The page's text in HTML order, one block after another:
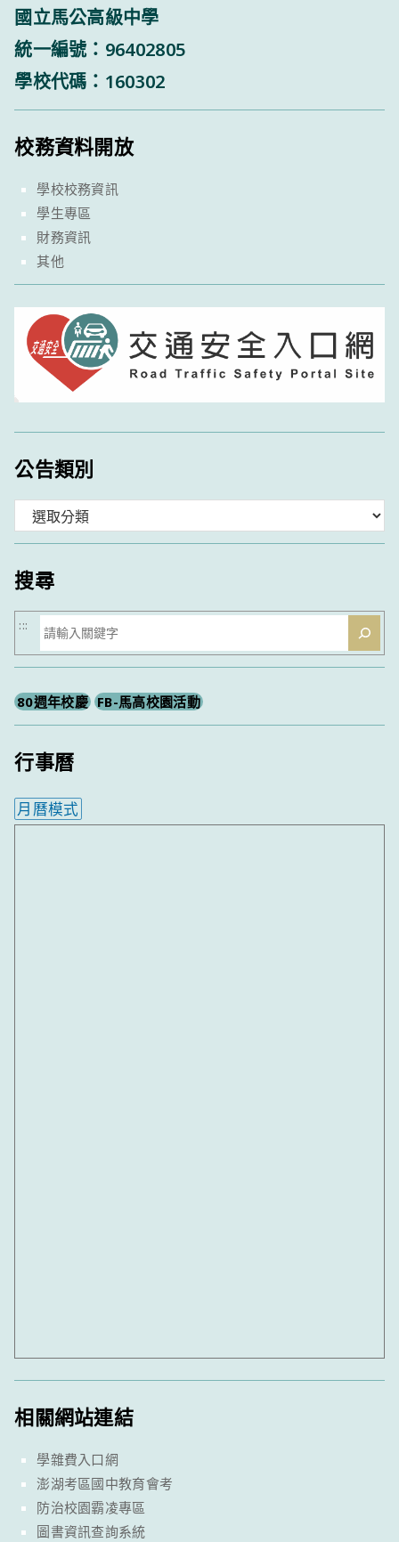
國立馬公高級中學
統一編號：96402805
學校代碼：160302
校務資料開放
學校校務資訊
學生專區
財務資訊
其他
公告類別
類
搜尋
搜
尋
:::
80週年校慶 FB-馬高校園活動
行事曆
月曆模式
相關網站連結
學雜費入口網
澎湖考區國中教育會考
防治校園霸凌專區
圖書資訊查詢系統